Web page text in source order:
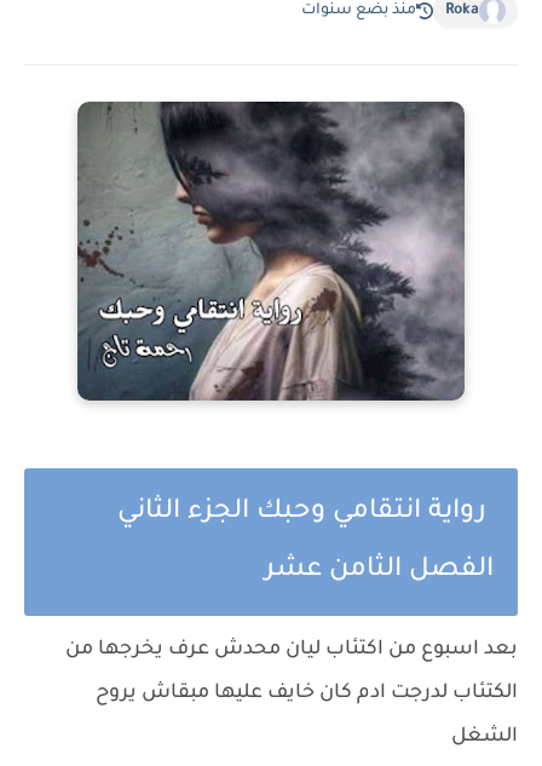
Roka منذ بضع سنوات
رواية انتقامي وحبك الجزء الثاني
الفصل الثامن عشر
بعد اسبوع من اكتئاب ليان محدش عرف يخرجها من
الكتئاب لدرجت ادم كان خايف عليها مبقاش يروح
الشغل